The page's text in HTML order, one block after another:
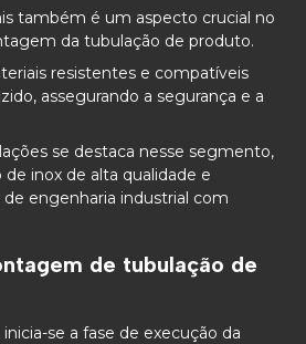
também é um aspecto crucial no
da tubulação de produto.
resistentes e compatíveis
assegurando a segurança e a
se destaca nesse segmento,
inox de alta qualidade e
engenharia industrial com
de tubulação de
se a fase de execução da